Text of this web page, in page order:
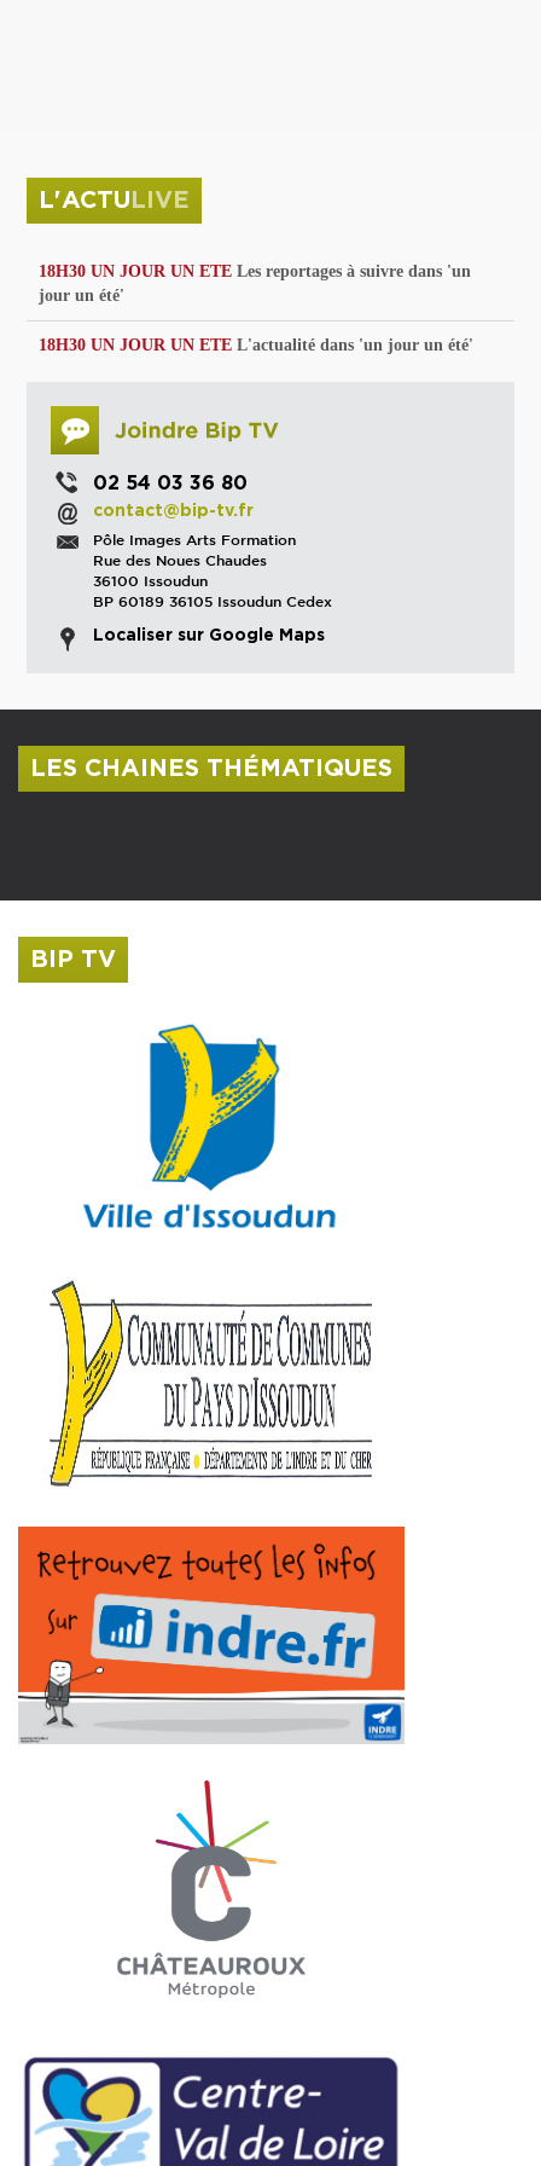
L'ACTU LIVE
18H30 UN JOUR UN ETE Les reportages à suivre dans 'un
jour un été'
18H30 UN JOUR UN ETE L'actualité dans 'un jour un été'
02 54 03 36 80
contact@bip-tv.fr
Pôle Images Arts Formation
Rue des Noues Chaudes
36100 Issoudun
BP 60189 36105 Issoudun Cedex
Localiser sur Google Maps
LES CHAINES THÉMATIQUES
BIP TV